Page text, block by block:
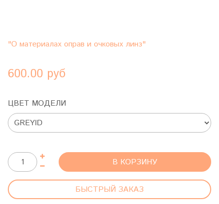
"О материалах оправ и очковых линз"
600.00 руб
ЦВЕТ МОДЕЛИ
В КОРЗИНУ
БЫСТРЫЙ ЗАКАЗ